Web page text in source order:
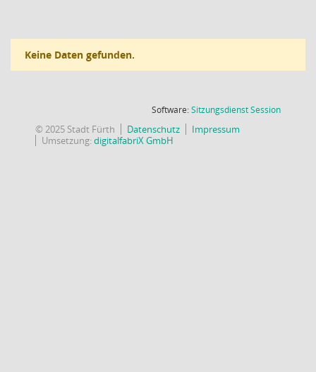
Keine Daten gefunden.
Software:SitzungsdienstSession(Wird in
© 2025 Stadt Fürth Datenschutz
Impressum
Umsetzung:digitalfabriX GmbH